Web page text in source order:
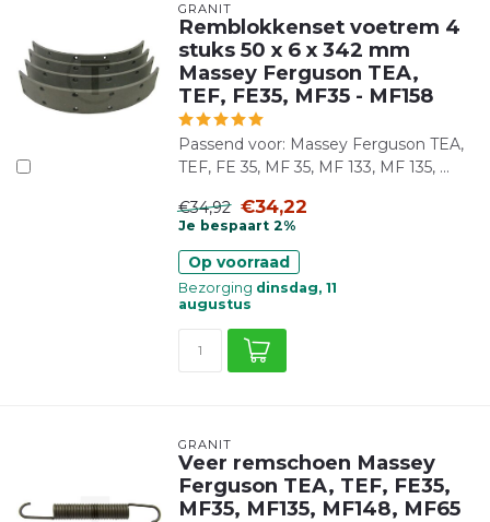
GRANIT
Remblokkenset voetrem 4
stuks 50 x 6 x 342 mm
Massey Ferguson TEA,
TEF, FE35, MF35 - MF158
Passend voor: Massey Ferguson TEA,
TEF, FE 35, MF 35, MF 133, MF 135, ...
€34,92 €34,22
Je bespaart 2%
Op voorraad
Bezorging dinsdag, 11
augustus
GRANIT
Veer remschoen Massey
Ferguson TEA, TEF, FE35,
MF35, MF135, MF148, MF65